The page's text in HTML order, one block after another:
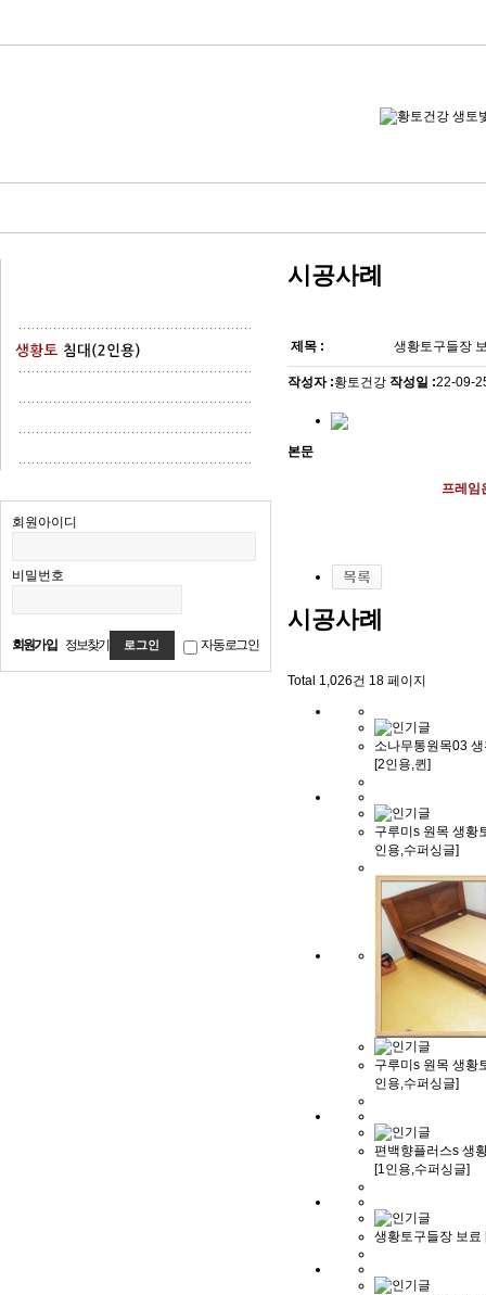
회원아이디
비밀번호
회원가입 정보찾기 자동로그인
시공사례
제목 : 생황토구들장
작성자 :황토건강 작성일 :22-09-
본문
프레임
시공사례
Total 1,026건 18 페이지
소나무통원목03
[2인용,퀸]
구루미s 원목 생황
인용,수퍼싱글]
구루미s 원목 생황
인용,수퍼싱글]
편백향플러스s 생
[1인용,수퍼싱글]
생황토구들장 보료